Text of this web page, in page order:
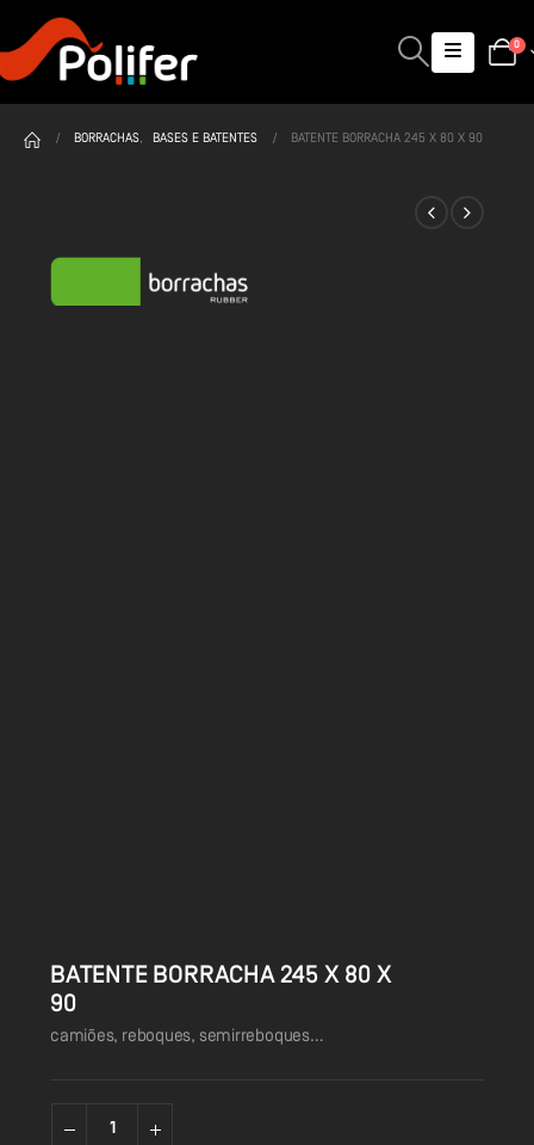
0
BORRACHAS, BASES E BATENTES BATENTE BORRACHA 245 X 80 X 90
BATENTE BORRACHA 245 X 80 X
90
camiões, reboques, semirreboques…